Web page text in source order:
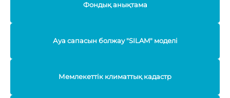
Фондық анықтама
Ауа сапасын болжау "SILAM" моделі
Мемлекеттік климаттық кадастр